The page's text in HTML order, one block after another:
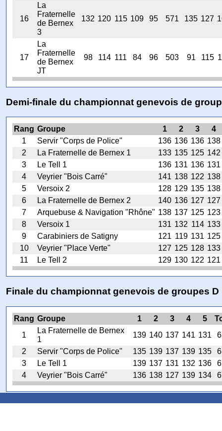
16
La
Fraternelle
de Bernex
3
132 120 115 109 95 571 135 127
17
La
Fraternelle
de Bernex
JT
98 114 111 84 96 503 91 115
Demi-finale du championnat genevois de
Rang Groupe 1 2 3
4
1
Servir "Corps de Police" 136 136 136 138
2
La Fraternelle de Bernex 1 133 135 125 142
3
Le Tell 1 136 131 136 131
4
Veyrier "Bois Carré" 141 138 122 138
5
Versoix 2 128 129 135 138
6
La Fraternelle de Bernex 2 140 136 127 127
7
Arquebuse & Navigation "Rhône" 138 137 125 123
8
Versoix 1 131 132 114 133
9
Carabiniers de Satigny 121 119 131 125
10
Veyrier "Place Verte" 127 125 128 133
11
Le Tell 2 129 130 122 121
Finale du championnat genevois de groupes D
Rang Groupe 1 2 3 4 5
1
La Fraternelle de Bernex
1
139 140 137 141 131
2
Servir "Corps de Police" 135 139 137 139 135
3
Le Tell 1 139 137 131 132 136
4
Veyrier "Bois Carré" 136 138 127 139 134